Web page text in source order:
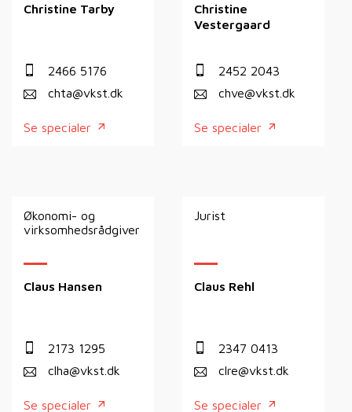
Christine Tarby
2466 5176
chta@vkst.dk
Se specialer
Christine
Vestergaard
2452 2043
chve@vkst.dk
Se specialer
Økonomi- og
virksomhedsrådgiver
Claus Hansen
2173 1295
clha@vkst.dk
Se specialer
Jurist
Claus Rehl
2347 0413
clre@vkst.dk
Se specialer